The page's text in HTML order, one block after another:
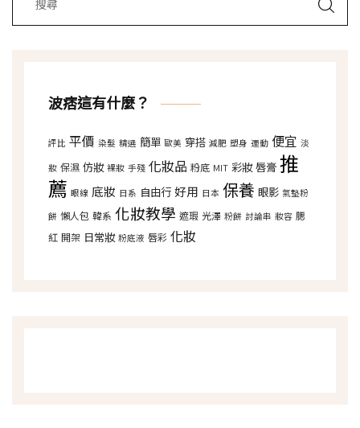
波痞這有什麼？
評比 平價 染髮 精選 簡單 歐美 穿搭 減肥 塑身 運動 便宜 淡
妝 保濕 仿妝 裸妝 手殘 化妝品 粉底 MIT 彩妝 唇膏 推
薦 眼線 底妝 日系 自由行 好用 日本 保養 眼影 氣墊粉
餅 懶人包 韓系 化妝教學 遮瑕 光澤 粉餅 討論串 妝容 腮
紅 開架 日常妝 粉底液 唇彩 化妝